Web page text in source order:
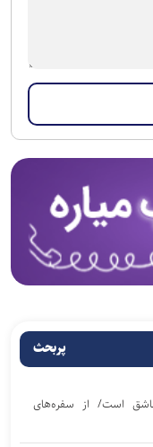
پربحث
است/ از سفره‌های